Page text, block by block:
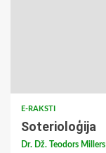
E-RAKSTI
Soterioloģija
Dr. Dž. Teodors Millers